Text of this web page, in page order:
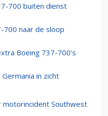
700 buiten dienst
700 naar de sloop
Boeing 737-700's
in zicht
Southwest